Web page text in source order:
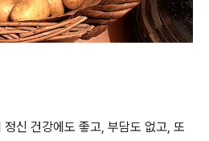
신 건강에도 좋고, 부담도 없고, 또